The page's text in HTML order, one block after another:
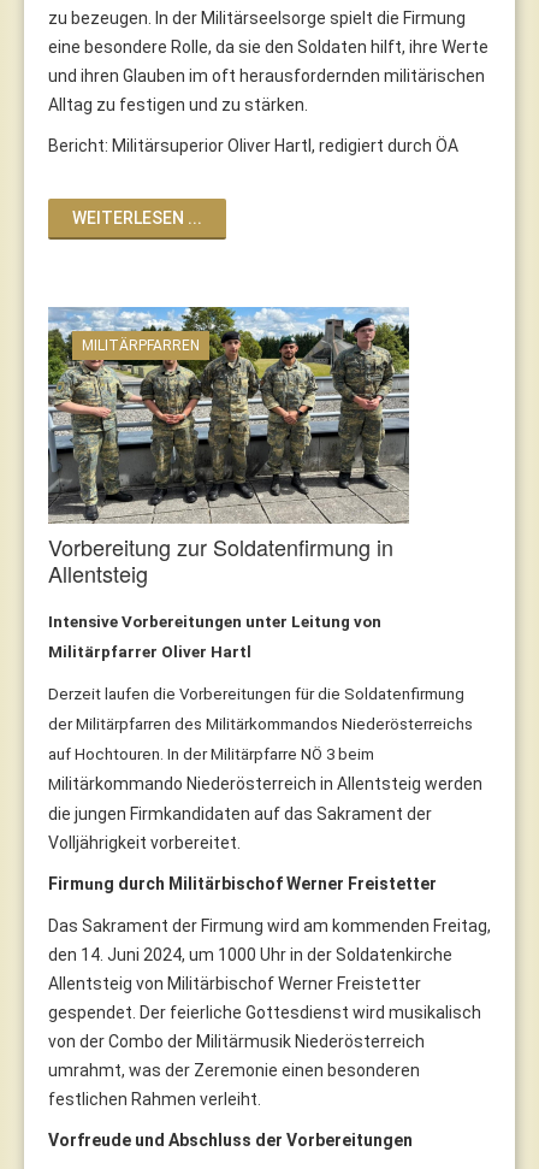
zu bezeugen. In der Militärseelsorge spielt die Firmung
eine besondere Rolle, da sie den Soldaten hilft, ihre Werte
und ihren Glauben im oft herausfordernden militärischen
Alltag zu festigen und zu stärken.
Bericht: Militärsuperior Oliver Hartl, redigiert durch ÖA
WEITERLESEN ...
MILITÄRPFARREN
Vorbereitung zur Soldatenfirmung in
Allentsteig
Intensive Vorbereitungen unter Leitung von
Militärpfarrer Oliver Hartl
Derzeit laufen die Vorbereitungen für die Soldatenfirmung
der Militärpfarren des Militärkommandos Niederösterreichs
auf Hochtouren. In der Militärpfarre NÖ 3 beim
Militärkommando Niederösterreich in Allentsteig werden
die jungen Firmkandidaten auf das Sakrament der
Volljährigkeit vorbereitet.
Firmung durch Militärbischof Werner Freistetter
Das Sakrament der Firmung wird am kommenden Freitag,
den 14. Juni 2024, um 1000 Uhr in der Soldatenkirche
Allentsteig von Militärbischof Werner Freistetter
gespendet. Der feierliche Gottesdienst wird musikalisch
von der Combo der Militärmusik Niederösterreich
umrahmt, was der Zeremonie einen besonderen
festlichen Rahmen verleiht.
Vorfreude und Abschluss der Vorbereitungen